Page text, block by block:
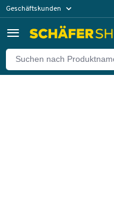
Geschäftskunden
Zurück